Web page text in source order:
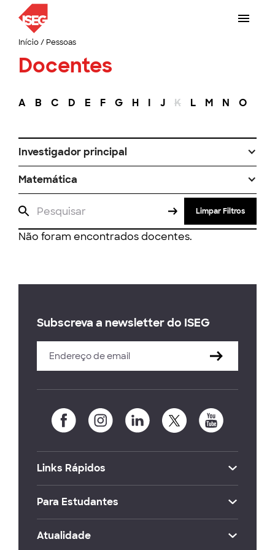
Início/ Pessoas
Docentes
A B C D E F G H I J K L M N O
Investigador principal
Matemática
Limpar Filtros
Não foram encontrados docentes.
Subscreva a newsletter do ISEG
Links Rápidos
Para Estudantes
Atualidade